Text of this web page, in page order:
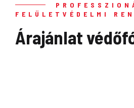
FELÜLETVÉDELMI
Árajánlat